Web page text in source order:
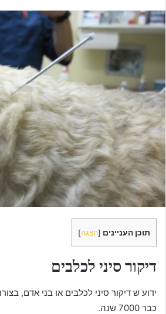
n
d
a
m
i
l
תוכן העניינים [הצגה]
דיקור סיני לכלבים
ידוע ש דיקור סיני לכלבים או בני אדם,
כבר 7000 שנה.